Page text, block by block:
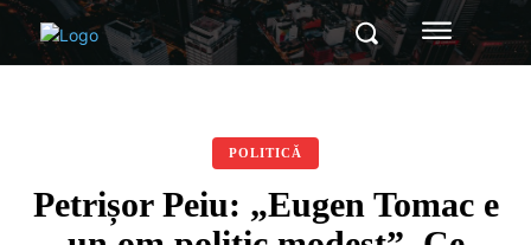
POLITICĂ
Petrișor Peiu: „Eugen Tomac e